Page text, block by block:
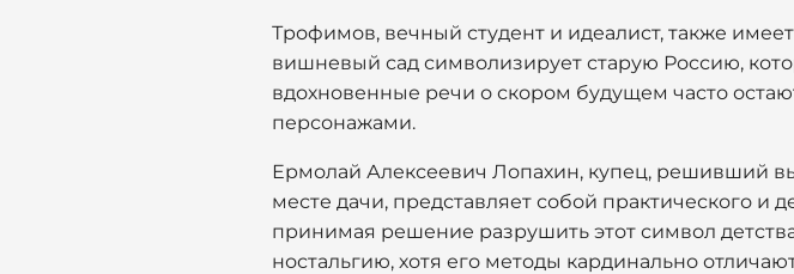
Трофимов, вечный студент и идеалист, также
вишневый сад символизирует старую Россию,
вдохновенные речи о скором будущем часто
персонажами.
Ермолай Алексеевич Лопахин, купец, решивший
месте дачи, представляет собой практического и
принимая решение разрушить этот символ
ностальгию, хотя его методы кардинально